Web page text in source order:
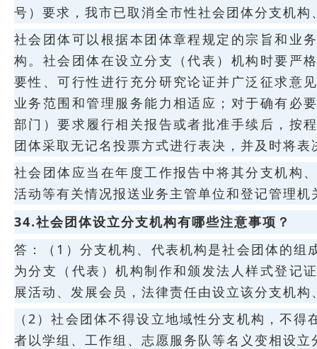
号）要求，我市已取消全市性社会团体分支机
社会团体可以根据本团体章程规定的宗旨和业
构。社会团体在设立分支（代表）机构时要严
要性、可行性进行充分研究论证并广泛征求意
业务范围和管理服务能力相适应；对于确有必
部门）要求履行相关报告或者批准手续后，按
团体采取无记名投票方式进行表决，并及时将
社会团体应当在年度工作报告中将其分支机构
活动等有关情况报送业务主管单位和登记管理
34.社会团体设立分支机构有哪些注意事项？
答：（1）分支机构、代表机构是社会团体的
为分支（代表）机构制作和颁发法人样式登记
展活动、发展会员，法律责任由设立该分支机
（2）社会团体不得设立地域性分支机构，不
者以学组、工作组、志愿服务队等名义变相设